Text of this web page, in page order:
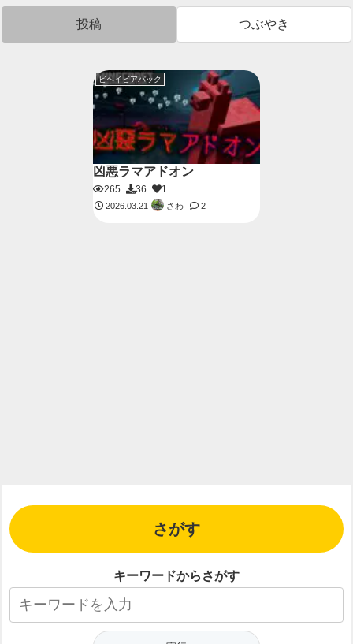
投稿 つぶやき
ビヘイビアパック
凶悪ラマアドオン
265 36 1
2026.03.21 さわ 2
さがす
キーワードからさがす